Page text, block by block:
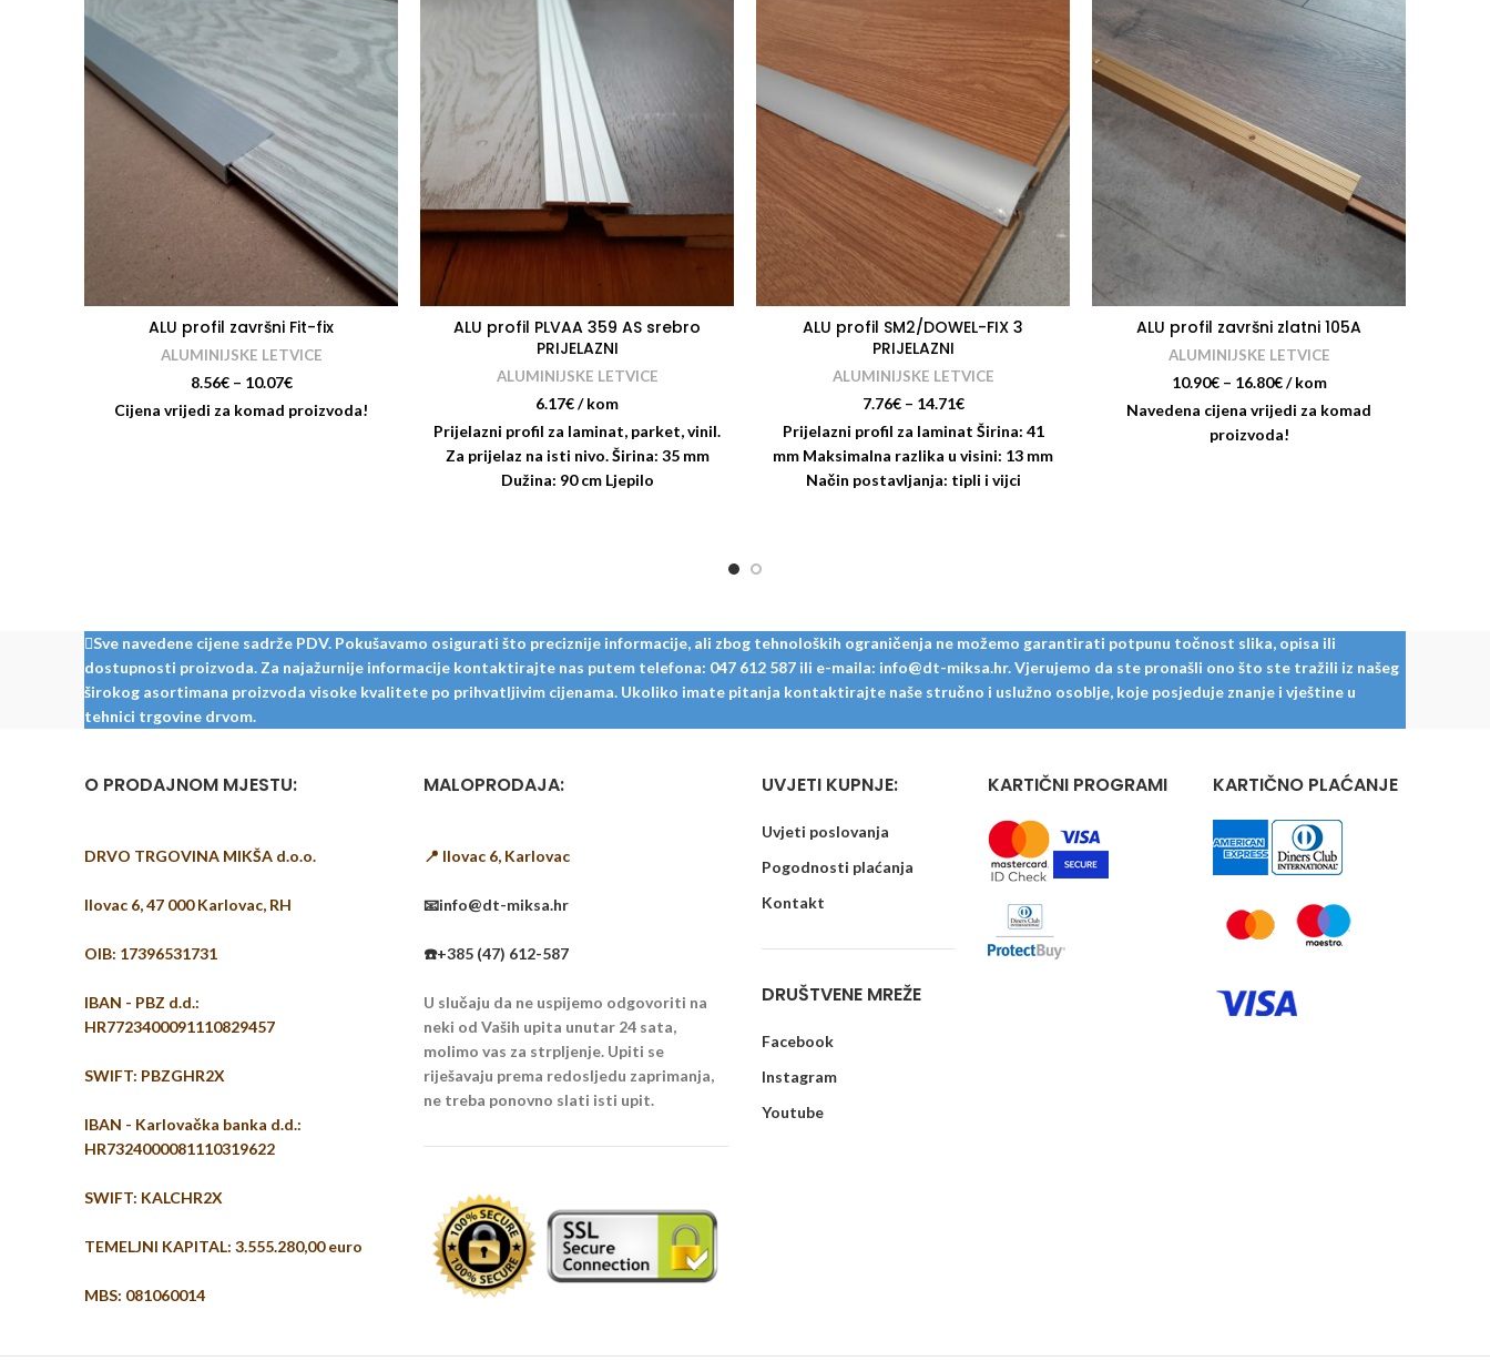
ALU profil završni Fit-fix
ALUMINIJSKE LETVICE
8.56€– 10.07€
Cijena vrijedi za komad proizvoda!
ALU profil PLVAA 359 AS srebro
PRIJELAZNI
ALUMINIJSKE LETVICE
6.17€/ kom
Prijelazni profil za laminat, parket, vinil.
Za prijelaz na isti nivo. Širina: 35 mm
Dužina: 90 cm Ljepilo
ALU profil SM2/DOWEL-FIX 3
PRIJELAZNI
ALUMINIJSKE LETVICE
7.76€– 14.71€
Prijelazni profil za laminat Širina: 41
mm Maksimalna razlika u visini: 13 mm
Način postavljanja: tipli i vijci
ALU profil završni zlatni 105A
ALUMINIJSKE LETVICE
10.90€– 16.80€/ kom
Navedena cijena vrijedi za komad
proizvoda!
Sve navedene cijene sadrže PDV. Pokušavamo osigurati što preciznije informacije, ali zbog tehnoloških ograničenja ne možemo garantirati potpunu točnost slika, opisa ili
dostupnosti proizvoda. Za najažurnije informacije kontaktirajte nas putem telefona: 047 612 587 ili e-maila: info@dt-miksa.hr. Vjerujemo da ste pronašli ono što ste tražili iz našeg
širokog asortimana proizvoda visoke kvalitete po prihvatljivim cijenama. Ukoliko imate pitanja kontaktirajte naše stručno i uslužno osoblje, koje posjeduje znanje i vještine u
tehnici trgovine drvom.
O PRODAJNOM MJESTU:
DRVO TRGOVINA MIKŠA d.o.o.
Ilovac 6, 47 000 Karlovac, RH
OIB: 17396531731
IBAN - PBZ d.d.:
HR7723400091110829457
SWIFT: PBZGHR2X
IBAN - Karlovačka banka d.d.:
HR7324000081110319622
SWIFT: KALCHR2X
TEMELJNI KAPITAL: 3.555.280,00 euro
MBS: 081060014
MALOPRODAJA:
📍 Ilovac 6, Karlovac
📧info@dt-miksa.hr
☎️+385 (47) 612-587
U slučaju da ne uspijemo odgovoriti na
neki od Vaših upita unutar 24 sata,
molimo vas za strpljenje. Upiti se
riješavaju prema redosljedu zaprimanja,
ne treba ponovno slati isti upit.
UVJETI KUPNJE:
Uvjeti poslovanja
Pogodnosti plaćanja
Kontakt
DRUŠTVENE MREŽE
Facebook
Instagram
Youtube
KARTIČNI PROGRAMI KARTIČNO PLAĆANJE